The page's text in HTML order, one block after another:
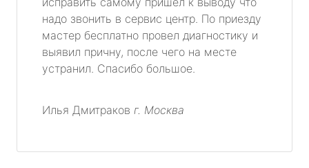
надо звонить в сервис центр. По приезду
мастер бесплатно провел диагностику и
выявил причну, после чего на месте
устранил. Спасибо большое.
Илья Дмитраков г. Москва